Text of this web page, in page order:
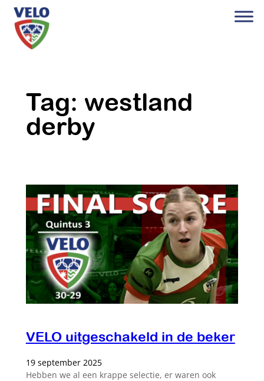
Ga
naar
inhoud
Tag: westland
derby
VELO uitgeschakeld in de beker
19 september 2025
Hebben we al een krappe selectie, er waren ook